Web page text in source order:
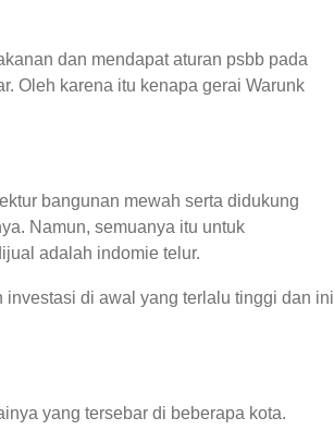
dan mendapat aturan psbb pada
Oleh karena itu kenapa gerai Warunk
bangunan mewah serta didukung
Namun, semuanya itu untuk
adalah indomie telur.
di awal yang terlalu tinggi dan ini
yang tersebar di beberapa kota.